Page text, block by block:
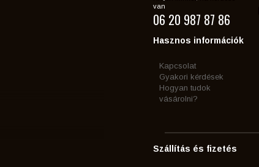
van
06 20 987 87 86
Hasznos információk
Kapcsolat
Gyakori kérdések
Hogyan tudok
vásárolni?
Szállítás és fizetés